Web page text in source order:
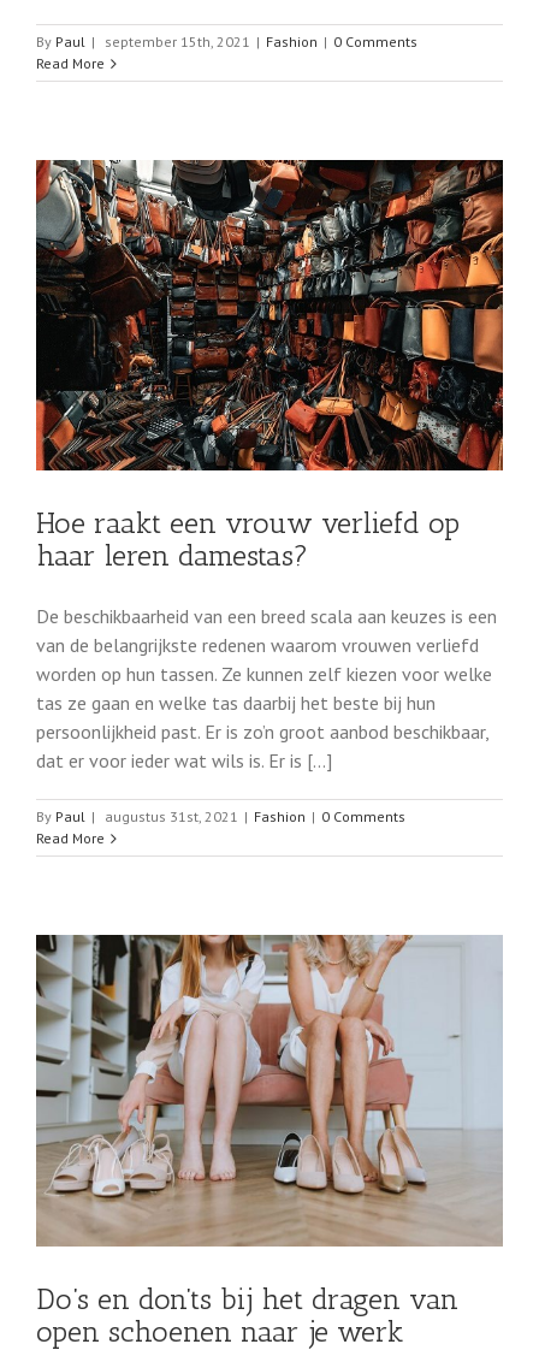
By Paul | september 15th, 2021 | Fashion | 0 Comments
Read More
Hoe raakt een vrouw verliefd op
haar leren damestas?
De beschikbaarheid van een breed scala aan keuzes is een
van de belangrijkste redenen waarom vrouwen verliefd
worden op hun tassen. Ze kunnen zelf kiezen voor welke
tas ze gaan en welke tas daarbij het beste bij hun
persoonlijkheid past. Er is zo’n groot aanbod beschikbaar,
dat er voor ieder wat wils is. Er is [...]
By Paul | augustus 31st, 2021 | Fashion | 0 Comments
Read More
Do’s en don’ts bij het dragen van
open schoenen naar je werk